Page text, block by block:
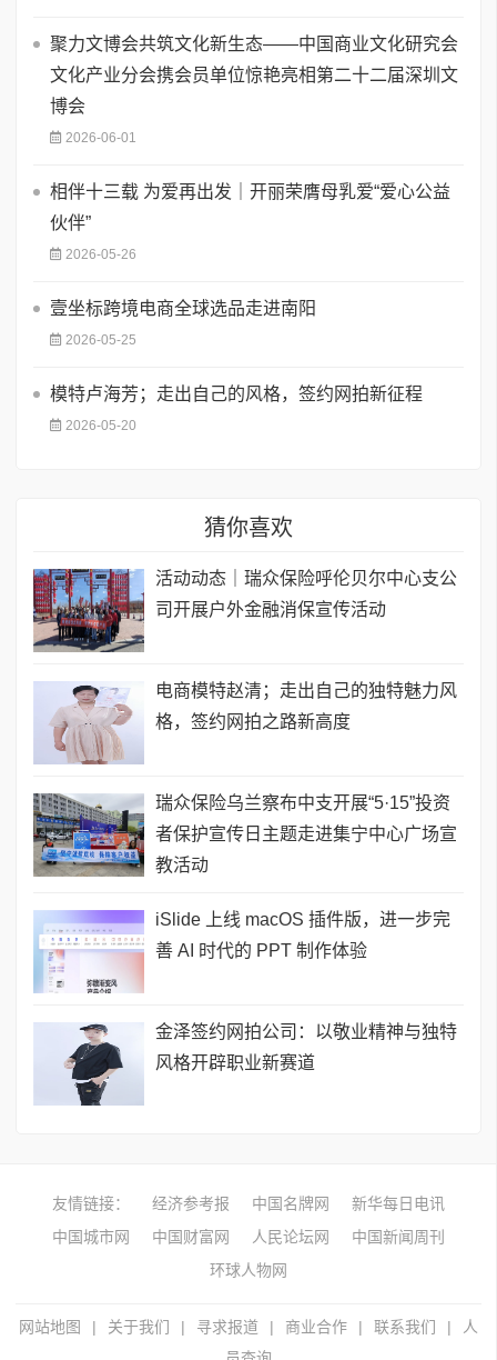
聚力文博会共筑文化新生态——中国商业文化研究会
文化产业分会携会员单位惊艳亮相第二十二届深圳文
博会
2026-06-01
相伴十三载 为爱再出发｜开丽荣膺母乳爱“爱心公益
伙伴”
2026-05-26
壹坐标跨境电商全球选品走进南阳
2026-05-25
模特卢海芳；走出自己的风格，签约网拍新征程
2026-05-20
猜你喜欢
活动动态｜瑞众保险呼伦贝尔中心支公
司开展户外金融消保宣传活动
电商模特赵清；走出自己的独特魅力风
格，签约网拍之路新高度
瑞众保险乌兰察布中支开展“5·15”投资
者保护宣传日主题走进集宁中心广场宣
教活动
iSlide 上线 macOS 插件版，进一步完
善 AI 时代的 PPT 制作体验
金泽签约网拍公司：以敬业精神与独特
风格开辟职业新赛道
友情链接： 经济参考报 中国名牌网
新华每日电讯
中国城市网
中国财富网 人民论坛网
中国新闻周刊
环球人物网
网站地图 | 关于我们 | 寻求报道 | 商业合作 | 联系我们 |
人